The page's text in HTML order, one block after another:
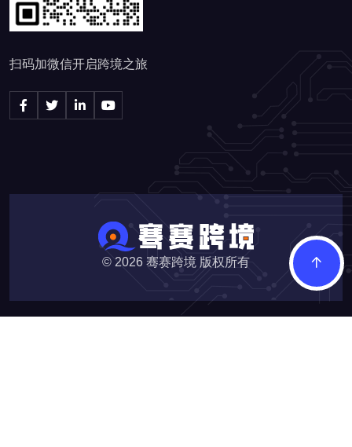
扫码加微信开启跨境之旅
© 2026 骞赛跨境 版权所有